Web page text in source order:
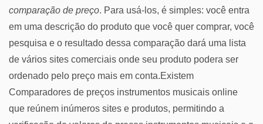
comparação de preço. Para usá-los, é simples: você entra
em uma descrição do produto que você quer comprar, você
pesquisa e o resultado dessa comparação dará uma lista
de vários sites comerciais onde seu produto podera ser
ordenado pelo preço mais em conta.Existem
Comparadores de preços instrumentos musicais online
que reúnem inúmeros sites e produtos, permitindo a